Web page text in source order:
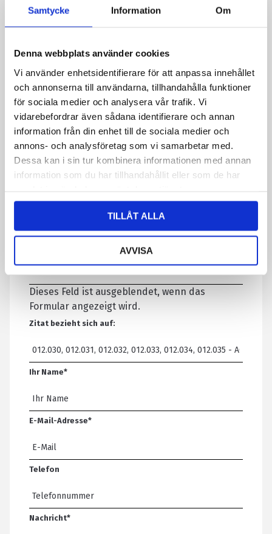
Samtycke Information Om
Denna webbplats använder cookies
Vi använder enhetsidentifierare för att anpassa innehållet
och annonserna till användarna, tillhandahålla funktioner
för sociala medier och analysera vår trafik. Vi
vidarebefordrar även sådana identifierare och annan
information från din enhet till de sociala medier och
annons- och analysföretag som vi samarbetar med.
Dessa kan i sin tur kombinera informationen med annan
information som du har tillhandahållit eller som de har
TILLÅT ALLA
AVVISA
Wie können wir Ihnen helfen?
verwendet und bleibt unverändert.
Dieses Feld ist ausgeblendet, wenn das
Formular angezeigt wird.
E-Mail-Adresse des Verkäufers
Dieses Feld ist ausgeblendet, wenn das
Formular angezeigt wird.
Zitat bezieht sich auf:
Ihr Name*
E-Mail-Adresse*
Telefon
Nachricht*